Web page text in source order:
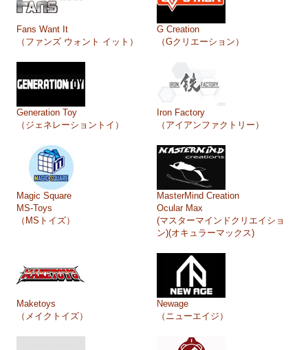
Fans Want It
（ファンズ ウォント イット）
G Creation
（Gクリエーション）
Generation Toy
（ジェネレーショントイ）
Iron Factory
（アイアンファクトリー）
Magic Square
MS-Toys
（MSトイズ）
MasterMind Creation
Ocular Max
(マスターマインドクリエイショ
ン)(オキュラーマックス)
Maketoys
（メイクトイズ）
Newage
（ニューエイジ）